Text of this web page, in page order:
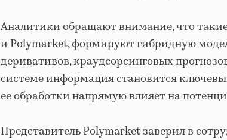
Аналитики обращают внимание, что
и Polymarket, формируют гибридную
деривативов, краудсорсинговых
системе информация становится
ее обработки напрямую влияет на
Представитель Polymarket заверил в